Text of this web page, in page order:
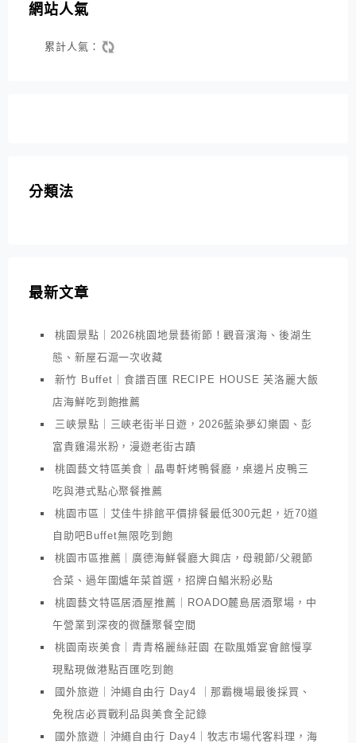
網站人氣
累計人氣：
分類法
最新文章
桃園景點｜2026桃園地景藝術節！觀音濱海、後湖生
態、新屋石滬一次收藏
新竹 Buffet｜食譜百匯 RECIPE HOUSE 芙洛麗大飯
店海鮮吃到飽推薦
三峽景點｜三峽老街半日遊，2026藍染夢幻樂園、彭
富貴雞湯米粉，漫遊老街古蹟
桃園藝文特區美食｜晶粵軒烤鴨餐廳，桌邊片皮鴨三
吃與港式點心聚餐推薦
桃園市區｜艾佳牛排館平價排餐最低300元起，近70道
自助吧Buffet無限吃到飽
桃園市區推薦｜廣德海鮮餐廳大興店，母親節/父親節
合菜、過年圍爐年菜首選，招牌白鯧米粉必點
桃園藝文特區居酒屋推薦｜ROADO麓島居酒聚場，中
午營業到深夜的微醺聚餐空間
桃園南崁美食｜青青格麗絲莊園 在歐風婚宴會館慢享
現點現做港點百匯吃到飽
國外旅遊｜沖繩自由行 Day4 ｜那霸機場最後採買、
免稅店必買戰利品與美食全記錄
國外旅遊｜沖繩自由行 Day4｜牧志市場代客料理，海